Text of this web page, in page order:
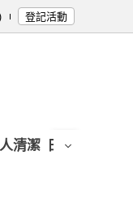
登記活動
清潔 日用/紙品